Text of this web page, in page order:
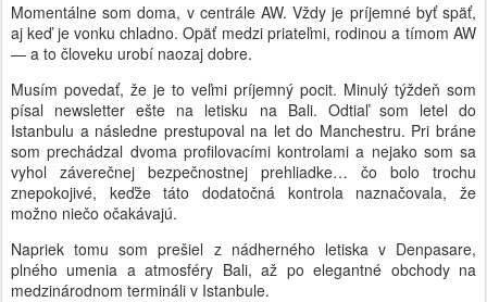
Momentálne som doma, v centrále AW. Vždy je príjemné byť späť,
aj keď je vonku chladno. Opäť medzi priateľmi, rodinou a tímom AW
— a to človeku urobí naozaj dobre.
Musím povedať, že je to veľmi príjemný pocit. Minulý týždeň som
písal newsletter ešte na letisku na Bali. Odtiaľ som letel do
Istanbulu a následne prestupoval na let do Manchestru. Pri bráne
som prechádzal dvoma profilovacími kontrolami a nejako som sa
vyhol záverečnej bezpečnostnej prehliadke… čo bolo trochu
znepokojivé, keďže táto dodatočná kontrola naznačovala, že
možno niečo očakávajú.
Napriek tomu som prešiel z nádherného letiska v Denpasare,
plného umenia a atmosféry Bali, až po elegantné obchody na
medzinárodnom termináli v Istanbule.